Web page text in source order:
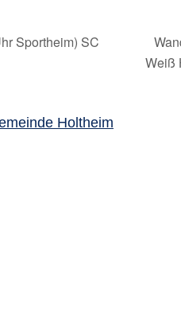
Sportheim) SC
Weiß
Holtheim